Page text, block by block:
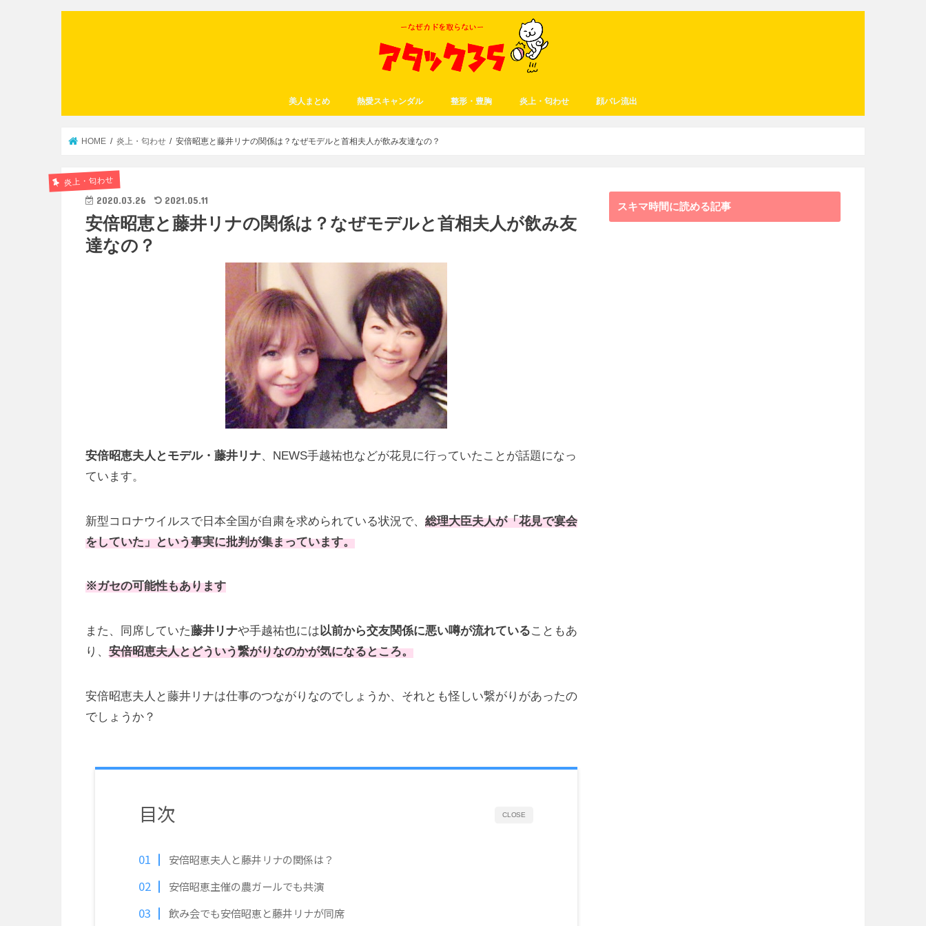
美人まとめ 熱愛スキャンダル 整形・豊胸 炎上・匂わせ 顔バレ流出
HOME 炎上・匂わせ 安倍昭恵と藤井リナの関係は？なぜモデルと首相夫人が飲み友達なの？
炎上・匂わせ
2020.03.26 2021.05.11
安倍昭恵と藤井リナの関係は？なぜモデルと首相夫人が飲み友
達なの？
安倍昭恵夫人とモデル・藤井リナ、NEWS手越祐也などが花見に行っていたことが話題になっ
ています。
新型コロナウイルスで日本全国が自粛を求められている状況で、 総理大臣夫人が「花見で宴会
をしていた」という事実に批判が集まっています。
※ガセの可能性もあります
また、同席していた藤井リナや手越祐也には以前から交友関係に悪い噂が流れていることもあ
り、 安倍昭恵夫人とどういう繋がりなのかが気になるところ。
安倍昭恵夫人と藤井リナは仕事のつながりなのでしょうか、それとも怪しい繋がりがあったの
でしょうか？
CLOSE
目次
安倍昭恵夫人と藤井リナの関係は？
安倍昭恵主催の農ガールでも共演
飲み会でも安倍昭恵と藤井リナが同席
スキマ時間に読める記事